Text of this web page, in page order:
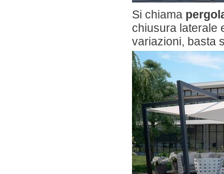
Si chiama
chiusura laterale
variazioni, basta